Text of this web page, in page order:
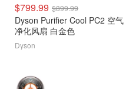
$799.99 $899.99
Dyson Purifier Cool PC2 空气
净化风扇 白金色
Dyson